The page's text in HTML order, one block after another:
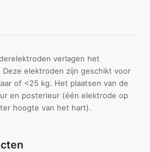
verlagen het
Deze elektroden zijn geschikt voor
of <25 kg. Het plaatsen van de
en posterieur (één elektrode op
hoogte van het hart).